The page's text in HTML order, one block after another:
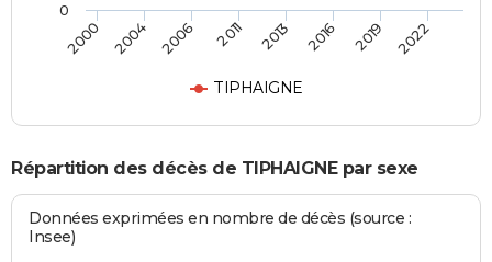
TIPHAIGNE
2000 2004 2006 2011 2013 2016 2019 2022
0
Répartition des décès de TIPHAIGNE par sexe
Données exprimées en nombre de décès (source :
Insee)